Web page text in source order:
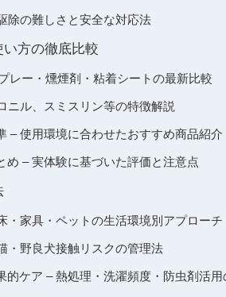
除の難しさと安全な対応法
方の徹底比較
レー・燻煙剤・粘着シートの最新比較
ニル、スミスリン等の特徴解説
– 使用環境に合わせたおすすめ商品紹介
– 実体験に基づいた評価と注意点
・家具・ペットの生活環境別アプローチ
・野良犬接触リスクの管理法
ケア – 熱処理・洗濯頻度・防虫剤活用